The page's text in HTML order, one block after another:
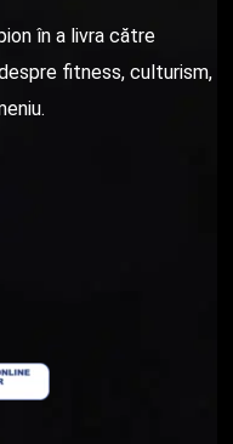
în a livra către
fitness, culturism,